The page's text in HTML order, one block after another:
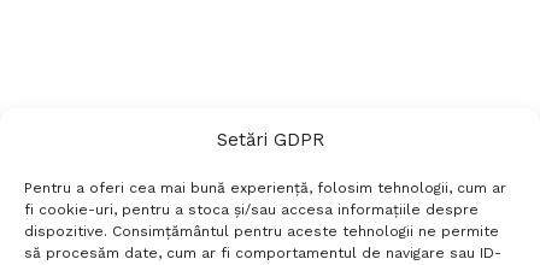
Setări GDPR
Pentru a oferi cea mai bună experiență, folosim tehnologii, cum ar
fi cookie-uri, pentru a stoca și/sau accesa informațiile despre
dispozitive. Consimțământul pentru aceste tehnologii ne permite
să procesăm date, cum ar fi comportamentul de navigare sau ID-